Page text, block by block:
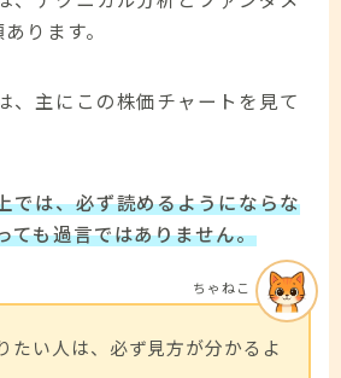
ります。
、主にこの株価チャートを見て
では、必ず読めるようにならな
ても過言ではありません。
たい人は、必ず見方が分かるよ
ちゃねこ